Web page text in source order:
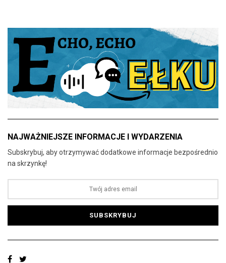
NAJWAŻNIEJSZE INFORMACJE I WYDARZENIA
Subskrybuj, aby otrzymywać dodatkowe informacje bezpośrednio
na skrzynkę!